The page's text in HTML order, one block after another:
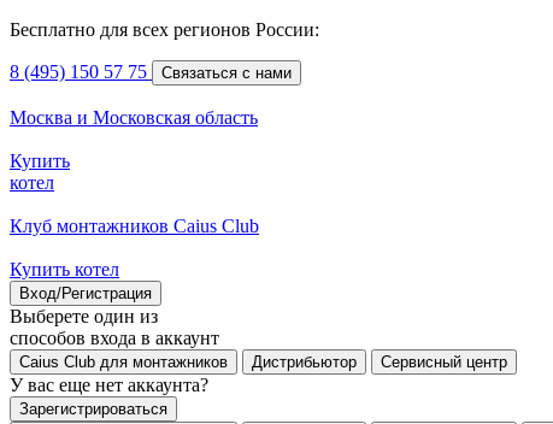
Бесплатно для всех регионов России:
8 (495) 150 57 75 Связаться с нами
Москва и Московская область
Купить
котел
Клуб монтажников Caius Club
Купить котел
Вход/Регистрация
Выберете один из
способов входа в аккаунт
Caius Club для монтажников Дистрибьютор Сервисный центр
У вас еще нет аккаунта?
Зарегистрироваться